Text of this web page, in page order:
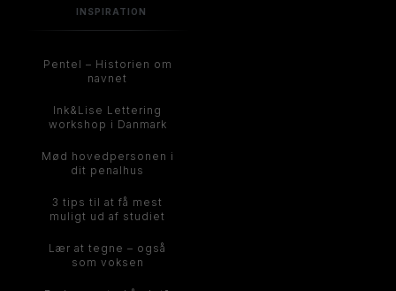
INSPIRATION
Pentel – Historien om
navnet
Ink&Lise Lettering
workshop i Danmark
Mød hovedpersonen i
dit penalhus
3 tips til at få mest
muligt ud af studiet
Lær at tegne – også
som voksen